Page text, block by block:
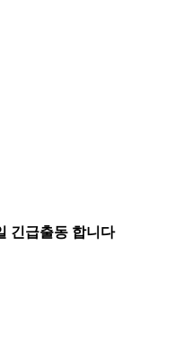
긴급출동 합니다